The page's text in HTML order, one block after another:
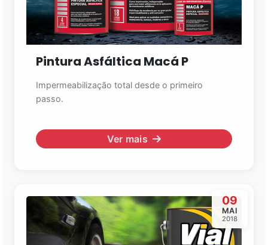
Pintura Asfáltica Macá P
Impermeabilização total desde o primeiro
passo.
Ver mais
09
MAI
2018